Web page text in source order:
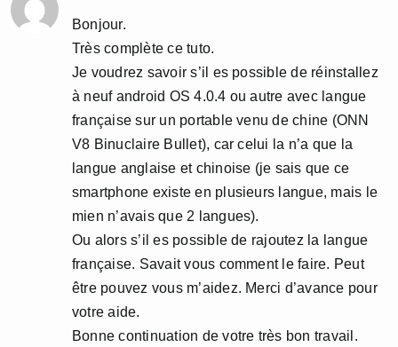
Bonjour.
Très complète ce tuto.
Je voudrez savoir s’il es possible de réinstallez
à neuf android OS 4.0.4 ou autre avec langue
française sur un portable venu de chine (ONN
V8 Binuclaire Bullet), car celui la n’a que la
langue anglaise et chinoise (je sais que ce
smartphone existe en plusieurs langue, mais le
mien n’avais que 2 langues).
Ou alors s’il es possible de rajoutez la langue
française. Savait vous comment le faire. Peut
être pouvez vous m’aidez. Merci d’avance pour
votre aide.
Bonne continuation de votre très bon travail.